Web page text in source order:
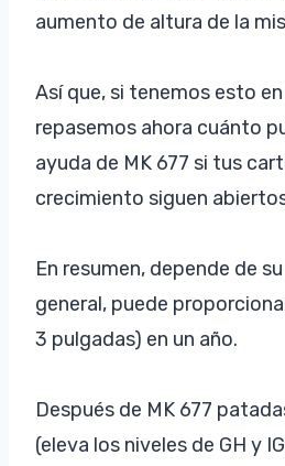
aumento de altura de la
Así que, si tenemos esto
repasemos ahora cuánto
ayuda de MK 677 si tus
crecimiento siguen
En resumen, depende de
general, puede
3 pulgadas) en un año.
Después de MK 677
(eleva los niveles de GH y